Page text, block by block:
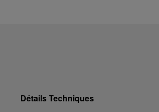
Détails Techniques